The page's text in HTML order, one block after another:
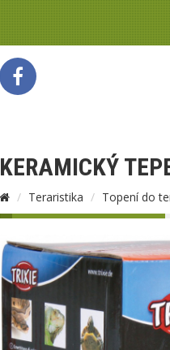
KERAMICKÝ
Teraristika Topení do